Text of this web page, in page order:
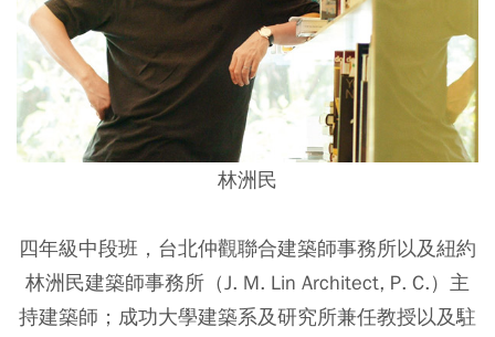
林洲民
四年級中段班，台北仲觀聯合建築師事務所以及紐約
林洲民建築師事務所（J. M. Lin Architect, P. C.）主
持建築師；成功大學建築系及研究所兼任教授以及駐